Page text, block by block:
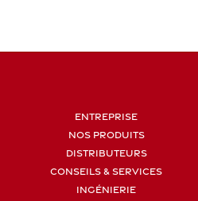
ENTREPRISE
NOS PRODUITS
DISTRIBUTEURS
CONSEILS & SERVICES
INGÉNIERIE